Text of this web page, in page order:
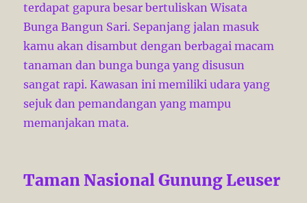
terdapat gapura besar bertuliskan Wisata
Bunga Bangun Sari. Sepanjang jalan masuk
kamu akan disambut dengan berbagai macam
tanaman dan bunga bunga yang disusun
sangat rapi. Kawasan ini memiliki udara yang
sejuk dan pemandangan yang mampu
memanjakan mata.
Taman Nasional Gunung Leuser